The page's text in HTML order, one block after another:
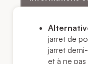
jarret de
jarret
et à ne